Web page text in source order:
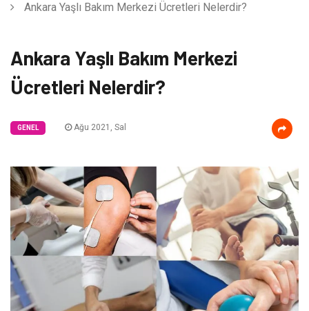
Ankara Yaşlı Bakım Merkezi Ücretleri Nelerdir?
Ankara Yaşlı Bakım Merkezi
Ücretleri Nelerdir?
GENEL Ağu 2021, Sal